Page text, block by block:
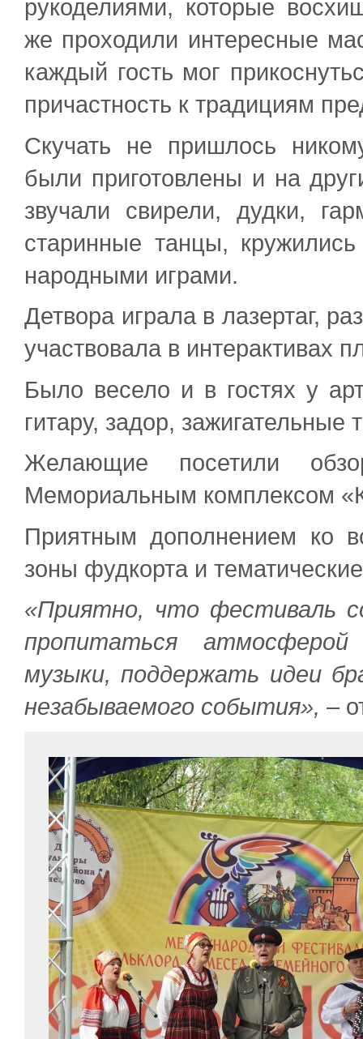
рукоделиями, которые
же проходили интересные
каждый гость мог
причастность к традициям
Скучать не пришлось
были приготовлены и на
звучали свирели, дудки,
старинные танцы,
народными играми.
Детвора играла в лазертаг,
участвовала в интерактивах
Было весело и в гостях у
гитару, задор, зажигательные
Желающие посетили
Мемориальным комплексом
Приятным дополнением ко
зоны фудкорта и
«Приятно, что фестиваль
пропитаться атмосферой
музыки, поддержать идеи
незабываемого события», –